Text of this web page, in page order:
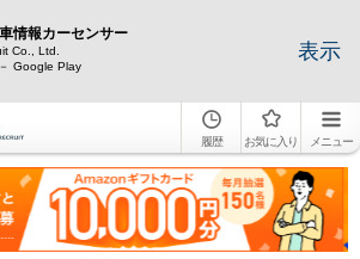
情報カーセンサー
Co., Ltd.
Google Play
表示
履歴 お気に入り メニュー